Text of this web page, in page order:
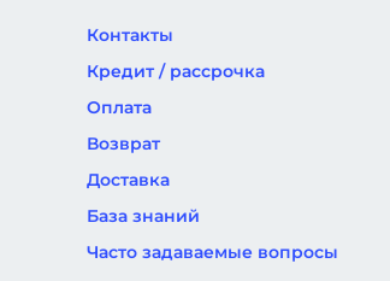
Контакты
Кредит / рассрочка
Оплата
Возврат
Доставка
База знаний
Часто задаваемые вопросы